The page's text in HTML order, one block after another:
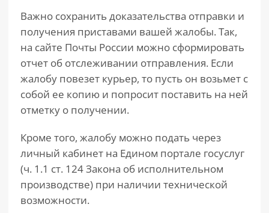
Важно сохранить доказательства отправки и
получения приставами вашей жалобы. Так,
на сайте Почты России можно сформировать
отчет об отслеживании отправления. Если
жалобу повезет курьер, то пусть он возьмет с
собой ее копию и попросит поставить на ней
отметку о получении.
Кроме того, жалобу можно подать через
личный кабинет на Едином портале госуслуг
(ч. 1.1 ст. 124 Закона об исполнительном
производстве) при наличии технической
возможности.